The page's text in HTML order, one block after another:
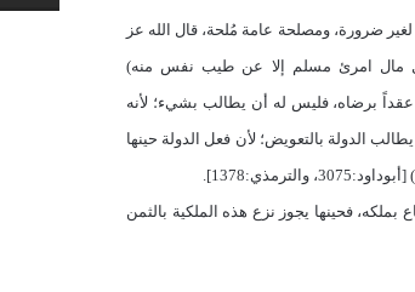
ضرورة، ومصلحة عامة مُلحة، قال الله عز
صلى الله عليه وسلم: (لا يحل مال امرئ مسلم إلا عن طيب نفس منه)
عقداً برضاه، فليس له أن يطالب بشيء؛ لأنه
الدولة بالتعويض؛ لأن فعل الدولة حينها
فحينها يجوز نزع هذه الملكية بالثمن